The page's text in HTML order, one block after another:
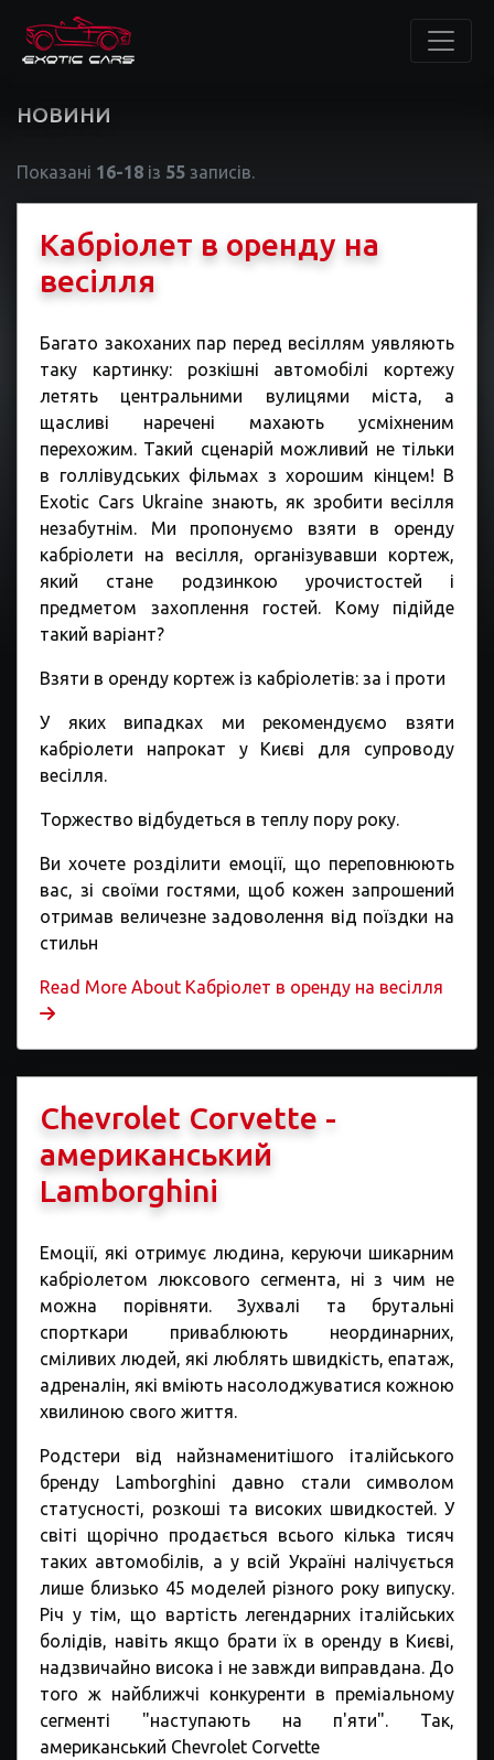
НОВИНИ
Показані 16-18 із 55 записів.
Кабріолет в оренду на
весілля
Багато закоханих пар перед весіллям уявляють
таку картинку: розкішні автомобілі кортежу
летять центральними вулицями міста, а
щасливі наречені махають усміхненим
перехожим. Такий сценарій можливий не тільки
в голлівудських фільмах з хорошим кінцем! В
Exotic Cars Ukraine знають, як зробити весілля
незабутнім. Ми пропонуємо взяти в оренду
кабріолети на весілля, організувавши кортеж,
який стане родзинкою урочистостей і
предметом захоплення гостей. Кому підійде
такий варіант?
Взяти в оренду кортеж із кабріолетів: за і проти
У яких випадках ми рекомендуємо взяти
кабріолети напрокат у Києві для супроводу
весілля.
Торжество відбудеться в теплу пору року.
Ви хочете розділити емоції, що переповнюють
вас, зі своїми гостями, щоб кожен запрошений
отримав величезне задоволення від поїздки на
стильн
Read More About Кабріолет в оренду на весілля
Chevrolet Corvette -
американський
Lamborghini
Емоції, які отримує людина, керуючи шикарним
кабріолетом люксового сегмента, ні з чим не
можна порівняти. Зухвалі та брутальні
спорткари приваблюють неординарних,
сміливих людей, які люблять швидкість, епатаж,
адреналін, які вміють насолоджуватися кожною
хвилиною свого життя.
Родстери від найзнаменитішого італійського
бренду Lamborghini давно стали символом
статусності, розкоші та високих швидкостей. У
світі щорічно продається всього кілька тисяч
таких автомобілів, а у всій Україні налічується
лише близько 45 моделей різного року випуску.
Річ у тім, що вартість легендарних італійських
болідів, навіть якщо брати їх в оренду в Києві,
надзвичайно висока і не завжди виправдана. До
того ж найближчі конкуренти в преміальному
сегменті "наступають на п'яти". Так,
американський Chevrolet Corvette